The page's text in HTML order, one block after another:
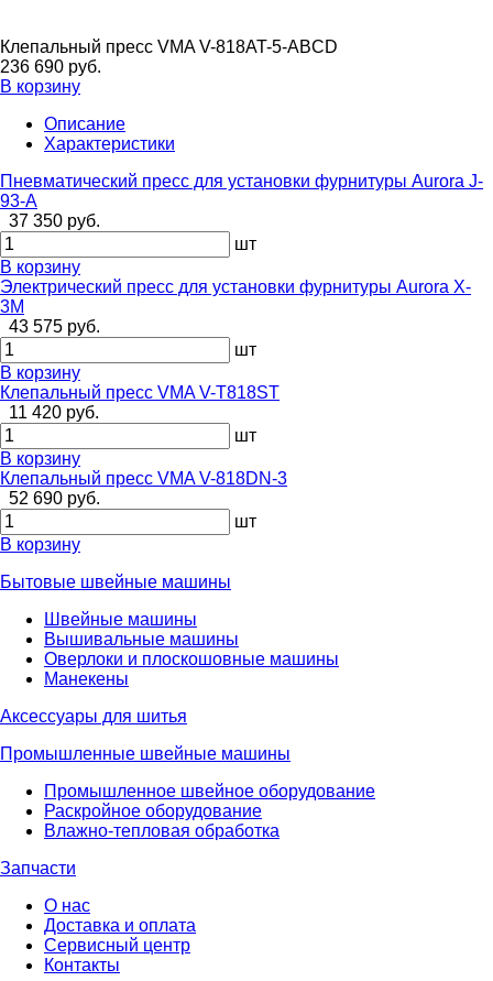
Клепальный пресс VMA V-818AT-5-ABCD
236 690 руб.
В корзину
Описание
Характеристики
Пневматический пресс для установки фурнитуры Aurora J-
93-A
37 350 руб.
шт
В корзину
Электрический пресс для установки фурнитуры Aurora X-
3M
43 575 руб.
шт
В корзину
Клепальный пресс VMA V-T818ST
11 420 руб.
шт
В корзину
Клепальный пресс VMA V-818DN-3
52 690 руб.
шт
В корзину
Бытовые швейные машины
Швейные машины
Вышивальные машины
Оверлоки и плоскошовные машины
Манекены
Аксессуары для шитья
Промышленные швейные машины
Промышленное швейное оборудование
Раскройное оборудование
Влажно-тепловая обработка
Запчасти
О нас
Доставка и оплата
Сервисный центр
Контакты